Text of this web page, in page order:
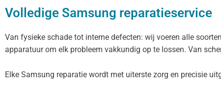
Volledige Samsung reparatieservice
Van fysieke schade tot interne defecten: wij voeren alle
apparatuur om elk probleem vakkundig op te lossen. Van
Elke Samsung reparatie wordt met uiterste zorg en precisie